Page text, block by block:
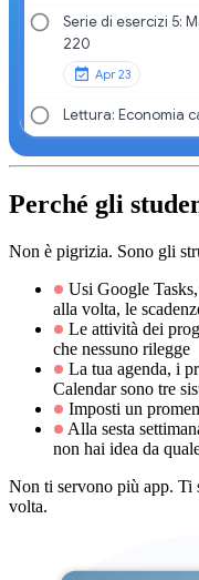
Serie di esercizi 5:
220
Apr 23
Lettura: Economia
Perché gli
Non è pigrizia. Sono gli
Usi Google
alla volta, le
Le attività dei
che nessuno rilegge
La tua agenda, i
Calendar sono tre
Imposti un
Alla sesta
non hai idea da
Non ti servono più app. Ti
volta.